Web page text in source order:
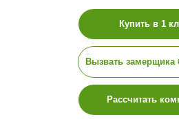
Купить в 1
Вызвать замерщика
Рассчитать